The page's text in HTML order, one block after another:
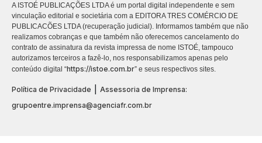
A ISTOÉ PUBLICAÇÕES LTDA é um portal digital independente e sem
vinculação editorial e societária com a EDITORA TRES COMÉRCIO DE
PUBLICACÕES LTDA (recuperação judicial). Informamos também que não
realizamos cobranças e que também não oferecemos cancelamento do
contrato de assinatura da revista impressa de nome ISTOÉ, tampouco
autorizamos terceiros a fazê-lo, nos responsabilizamos apenas pelo
conteúdo digital “https://istoe.com.br” e seus respectivos sites.
Política de Privacidade
Assessoria de Imprensa:
grupoentre.imprensa@agenciafr.com.br